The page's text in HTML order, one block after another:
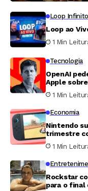
Loop Infinito
Loop ao
1 Min
Tecnologia
OpenAI
Apple
1 Min
Economia
Nintendo
trimestre
dos
1 Min
Rockstar
para o final